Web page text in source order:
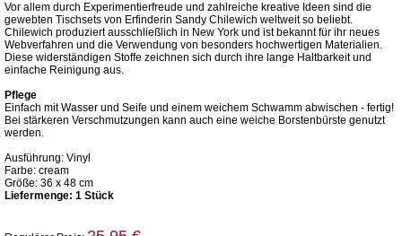
Vor allem durch Experimentierfreude und zahlreiche kreative Ideen sind die
gewebten Tischsets von Erfinderin Sandy Chilewich weltweit so beliebt.
Chilewich produziert ausschließlich in New York und ist bekannt für ihr neues
Webverfahren und die Verwendung von besonders hochwertigen Materialien.
Diese widerständigen Stoffe zeichnen sich durch ihre lange Haltbarkeit und
einfache Reinigung aus.
Pflege
Einfach mit Wasser und Seife und einem weichem Schwamm abwischen - fertig!
Bei stärkeren Verschmutzungen kann auch eine weiche Borstenbürste genutzt
werden.
Ausführung: Vinyl
Farbe: cream
Größe: 36 x 48 cm
Liefermenge: 1 Stück